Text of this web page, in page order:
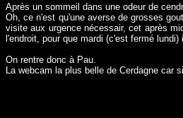
Après un sommeil dans une odeur de
Oh, ce n'est qu'une averse de grosses
visite aux urgence nécessair, cet après
l'endroit, pour que mardi (c'est fermé
On rentre donc à Pau.
La webcam la plus belle de Cerdagne car